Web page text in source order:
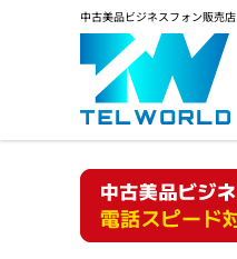
中古美品ビジネスフォン販売店